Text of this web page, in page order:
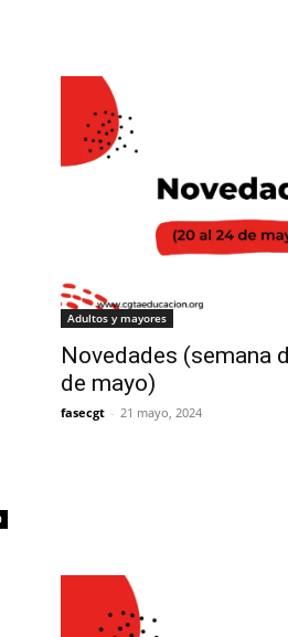
Adultos y mayores
Novedades (semana
de mayo)
fasecgt - 21 mayo, 2024